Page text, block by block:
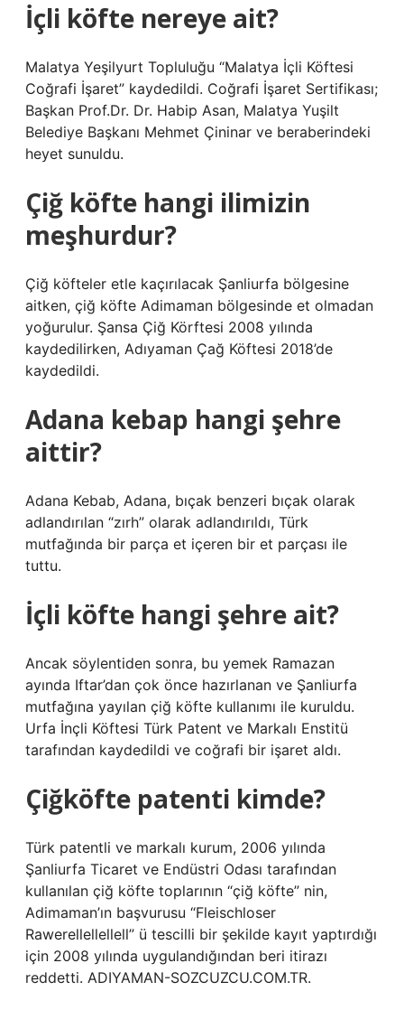
İçli köfte nereye ait?
Malatya Yeşilyurt Topluluğu “Malatya İçli Köftesi
Coğrafi İşaret” kaydedildi. Coğrafi İşaret Sertifikası;
Başkan Prof.Dr. Dr. Habip Asan, Malatya Yuşilt
Belediye Başkanı Mehmet Çininar ve beraberindeki
heyet sunuldu.
Çiğ köfte hangi ilimizin
meşhurdur?
Çiğ köfteler etle kaçırılacak Şanliurfa bölgesine
aitken, çiğ köfte Adimaman bölgesinde et olmadan
yoğurulur. Şansa Çiğ Körftesi 2008 yılında
kaydedilirken, Adıyaman Çağ Köftesi 2018’de
kaydedildi.
Adana kebap hangi şehre
aittir?
Adana Kebab, Adana, bıçak benzeri bıçak olarak
adlandırılan “zırh” olarak adlandırıldı, Türk
mutfağında bir parça et içeren bir et parçası ile
tuttu.
İçli köfte hangi şehre ait?
Ancak söylentiden sonra, bu yemek Ramazan
ayında Iftar’dan çok önce hazırlanan ve Şanliurfa
mutfağına yayılan çiğ köfte kullanımı ile kuruldu.
Urfa İnçli Köftesi Türk Patent ve Markalı Enstitü
tarafından kaydedildi ve coğrafi bir işaret aldı.
Çiğköfte patenti kimde?
Türk patentli ve markalı kurum, 2006 yılında
Şanliurfa Ticaret ve Endüstri Odası tarafından
kullanılan çiğ köfte toplarının “çiğ köfte” nin,
Adimaman’ın başvurusu “Fleischloser
Rawerellellellell” ü tescilli bir şekilde kayıt yaptırdığı
için 2008 yılında uygulandığından beri itirazı
reddetti. ADIYAMAN-SOZCUZCU.COM.TR.